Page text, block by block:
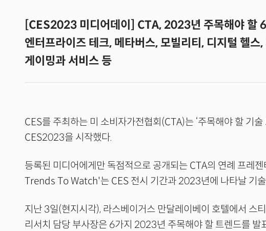
[CES2023 미디어데이] CTA, 2023년 주목해야 할
엔터프라이즈 테크, 메타버스, 모빌리티, 디지털 헬스
게이밍과 서비스 등
CES를 주최하는 미 소비자가전협회(CTA)는 ‘주목해야 할 기술
CES2023을 시작했다.
등록된 미디어에게만 독점적으로 공개되는 CTA의 연례 프레
Trends To Watch'는 CES 전시 기간과 2023년에 나타날 기술
지난 3일(현지시각), 라스베이거스 만달레이베이 호텔에서 스
리서치 담당 부사장은 6가지 2023년 주목해야 할 트렌드를 발